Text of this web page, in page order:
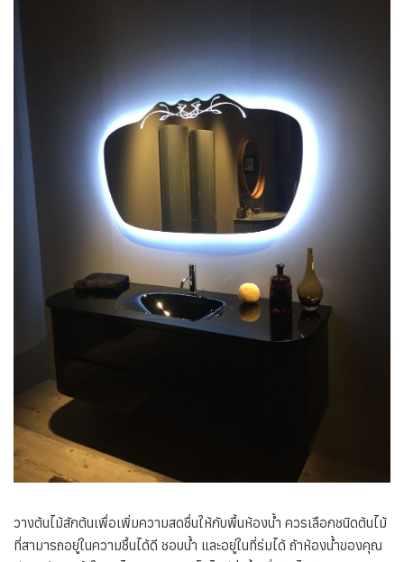
วางต้นไม้สักต้นเพื่อเพิ่มความสดชื่นให้กับพื้นห้องน้ำ ควรเลือกชนิดต้นไม้
ที่สามารถอยู่ในความชื้นได้ดี ชอบน้ำ และอยู่ในที่ร่มได้ ถ้าห้องน้ำของคุณ